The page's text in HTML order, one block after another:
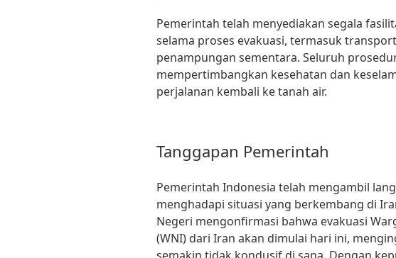
Pemerintah telah menyediakan segala
selama proses evakuasi, termasuk
penampungan sementara. Seluruh
mempertimbangkan kesehatan dan
perjalanan kembali ke tanah air.
Tanggapan Pemerintah
Pemerintah Indonesia telah mengambil
menghadapi situasi yang berkembang di
Negeri mengonfirmasi bahwa evakuasi
(WNI) dari Iran akan dimulai hari ini,